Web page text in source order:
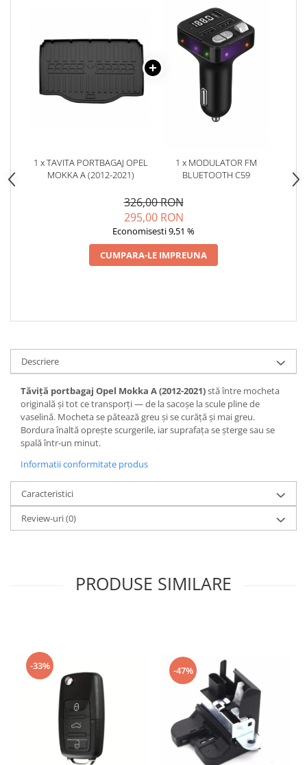
Accesorii Camioane
Lampi si Proiectoare Camion
Marcaje si Echipamente de
Siguranta
Echipamente ADR si Utilitare
Aditivi Ulei Motor
Aditivi DPF, Sistem Racire si
Spray Curatare Frane
Lubrifianti si Spray-uri de Curatare
Vopsitorie, Chituri si Adezivi
Curatare si Detailing Exterior
Articole Auto Sezoniere
Produse de Iarna
Cabluri Pornire
Produse de Vara
Blog
1 x TAVITA PORTBAGAJ OPEL
MOKKA A (2012-2021)
1 x MODULATOR FM
BLUETOOTH C59
326,00 RON
295,00 RON
Economisesti 9,51 %
CUMPARA-LE IMPREUNA
Descriere
Tăviță portbagaj Opel Mokka A (2012-2021)stă între mocheta
originală și tot ce transporți — de la sacoșe la scule pline de
vaselină. Mocheta se pătează greu și se curăță și mai greu.
Bordura înaltă oprește scurgerile, iar suprafața se șterge sau se
spală într-un minut.
Informatii conformitate produs
Caracteristici
Review-uri(0)
PRODUSE SIMILARE
-33% -47%